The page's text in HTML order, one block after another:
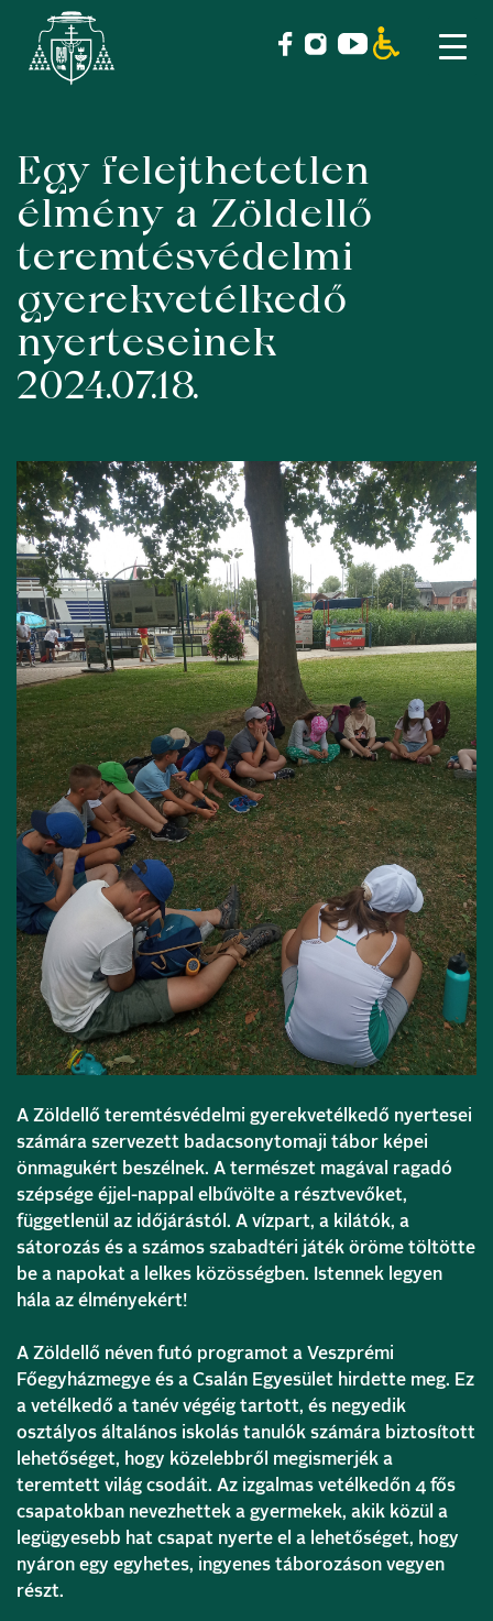
Skip
content
Egy felejthetetlen
élmény a Zöldellő
teremtésvédelmi
gyerekvetélkedő
nyerteseinek
2024.07.18.
A Zöldellő teremtésvédelmi gyerekvetélkedő nyertesei
számára szervezett badacsonytomaji tábor képei
önmagukért beszélnek. A természet magával ragadó
szépsége éjjel-nappal elbűvölte a résztvevőket,
függetlenül az időjárástól. A vízpart, a kilátók, a
sátorozás és a számos szabadtéri játék öröme töltötte
be a napokat a lelkes közösségben. Istennek legyen
hála az élményekért!
A Zöldellő néven futó programot a Veszprémi
Főegyházmegye és a Csalán Egyesület hirdette meg. Ez
a vetélkedő a tanév végéig tartott, és negyedik
osztályos általános iskolás tanulók számára biztosított
lehetőséget, hogy közelebbről megismerjék a
teremtett világ csodáit. Az izgalmas vetélkedőn 4 fős
csapatokban nevezhettek a gyermekek, akik közül a
legügyesebb hat csapat nyerte el a lehetőséget, hogy
nyáron egy egyhetes, ingyenes táborozáson vegyen
részt.